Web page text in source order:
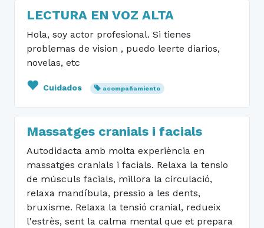
LECTURA EN VOZ ALTA
Hola, soy actor profesional. Si tienes
problemas de vision , puedo leerte diarios,
novelas, etc
Cuidados acompañamiento
Massatges cranials i facials
Autodidacta amb molta experiència en
massatges cranials i facials. Relaxa la tensio
de músculs facials, millora la circulació,
relaxa mandíbula, pressio a les dents,
bruxisme. Relaxa la tensió cranial, redueix
l'estrès, sent la calma mental que et prepara